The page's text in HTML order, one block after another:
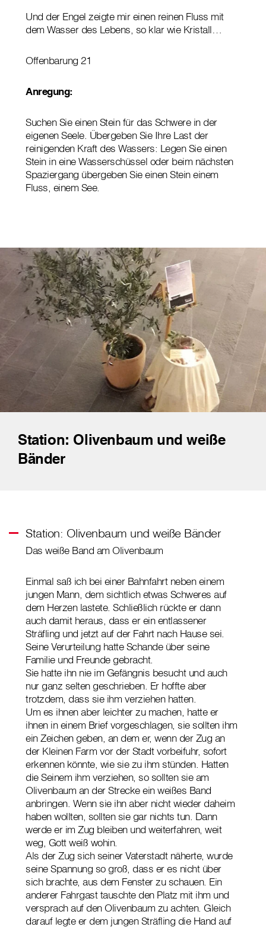
Und der Engel zeigte mir einen reinen Fluss mit
dem Wasser des Lebens, so klar wie Kristall…
Offenbarung 21
Anregung:
Suchen Sie einen Stein für das Schwere in der
eigenen Seele. Übergeben Sie Ihre Last der
reinigenden Kraft des Wassers: Legen Sie einen
Stein in eine Wasserschüssel oder beim nächsten
Spaziergang übergeben Sie einen Stein einem
Fluss, einem See.
Station: Olivenbaum und weiße
Bänder
Station: Olivenbaum und weiße Bänder
Das weiße Band am Olivenbaum
Einmal saß ich bei einer Bahnfahrt neben einem
jungen Mann, dem sichtlich etwas Schweres auf
dem Herzen lastete. Schließlich rückte er dann
auch damit heraus, dass er ein entlassener
Sträfling und jetzt auf der Fahrt nach Hause sei.
Seine Verurteilung hatte Schande über seine
Familie und Freunde gebracht.
Sie hatte ihn nie im Gefängnis besucht und auch
nur ganz selten geschrieben. Er hoffte aber
trotzdem, dass sie ihm verziehen hatten.
Um es ihnen aber leichter zu machen, hatte er
ihnen in einem Brief vorgeschlagen, sie sollten ihm
ein Zeichen geben, an dem er, wenn der Zug an
der Kleinen Farm vor der Stadt vorbeifuhr, sofort
erkennen könnte, wie sie zu ihm stünden. Hatten
die Seinem ihm verziehen, so sollten sie am
Olivenbaum an der Strecke ein weißes Band
anbringen. Wenn sie ihn aber nicht wieder daheim
haben wollten, sollten sie gar nichts tun. Dann
werde er im Zug bleiben und weiterfahren, weit
weg, Gott weiß wohin.
Als der Zug sich seiner Vaterstadt näherte, wurde
seine Spannung so groß, dass er es nicht über
sich brachte, aus dem Fenster zu schauen. Ein
anderer Fahrgast tauschte den Platz mit ihm und
versprach auf den Olivenbaum zu achten. Gleich
darauf legte er dem jungen Sträfling die Hand auf